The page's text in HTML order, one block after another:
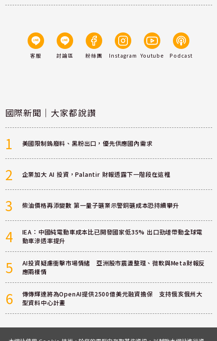
客服 討論區 粉絲團 Instagram Youtube Podcast
國際新聞｜大家都說讚
1 美國限制鎢廢料、黑粉出口，優先供應國內需求
2 企業加大 AI 投資，Palantir 財報透露下一階段在這裡
3 柴油價格再添變數 第一量子礦業示警銅礦成本恐持續攀升
4
IEA：中國純電動車成本比已開發國家低35% 出口勁增帶動全球電
動車滲透率提升
5
AI投資疑慮衝擊市場情緒 亞洲股市震盪整理、微軟與Meta財報反
應兩樣情
6
傳傳輝達將為OpenAI提供2500億美元融資擔保 支持俄亥俄州大
型資料中心計畫